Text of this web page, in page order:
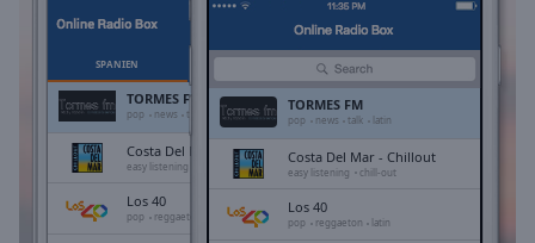
LIVE
Remaining
SPANIEN
TORMES FM
pop news talk latin
Costa Del Mar - Chillout
easy listening chill-out
Los 40
pop reggaeton latin
TORMES FM
pop news talk latin
Costa Del Mar - Chillout
easy listening chill-out
Los 40
pop reggaeton latin